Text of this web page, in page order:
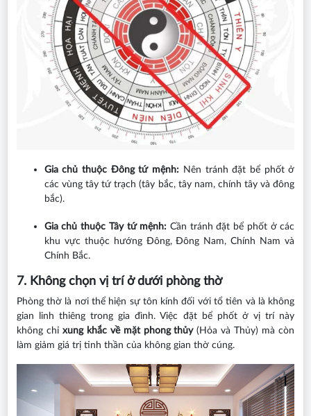
Gia chủ thuộc Đông tứ mệnh: Nên tránh đặt bể phốt ở
các vùng tây tứ trạch (tây bắc, tây nam, chính tây và đông
bắc).
Gia chủ thuộc Tây tứ mệnh: Cần tránh đặt bể phốt ở các
khu vực thuộc hướng Đông, Đông Nam, Chính Nam và
Chính Bắc.
7. Không chọn vị trí ở dưới phòng thờ
Phòng thờ là nơi thể hiện sự tôn kính đối với tổ tiên và là không
gian linh thiêng trong gia đình. Việc đặt bể phốt ở vị trí này
không chỉ xung khắc về mặt phong thủy(Hỏa và Thủy) mà còn
làm giảm giá trị tinh thần của không gian thờ cúng.